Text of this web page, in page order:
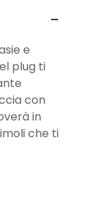
e
plug ti
con
in
che ti